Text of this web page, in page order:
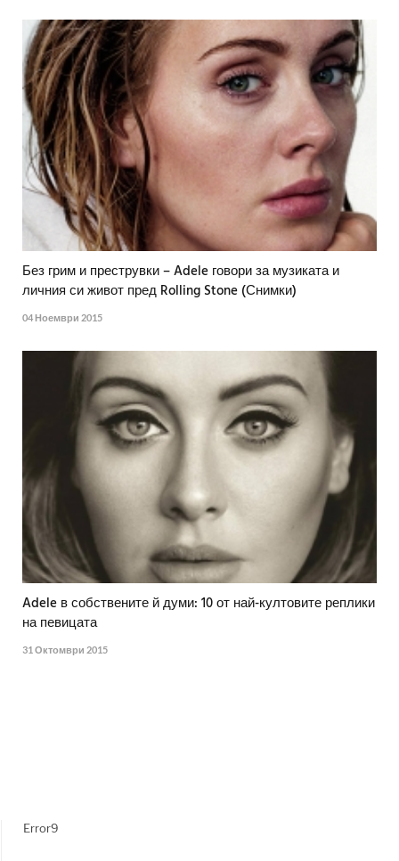
Без грим и преструвки – Adele говори за музиката и
личния си живот пред Rolling Stone (Снимки)
04 Ноември 2015
Adele в собствените й думи: 10 от най-култовите реплики
на певицата
31 Октомври 2015
Error9